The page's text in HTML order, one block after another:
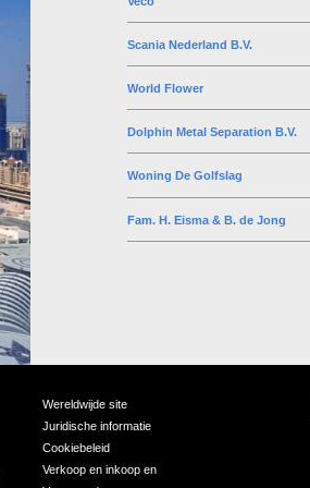
Scania Nederland B.V.
World Flower
Dolphin Metal Separation B.V.
Woning De Golfslag
Fam. H. Eisma & B. de Jong
Wereldwijde site
Juridische informatie
Cookiebeleid
Verkoop en inkoop en